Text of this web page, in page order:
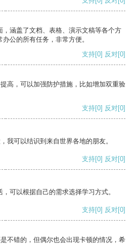
涵盖了文档、表格、演示文稿等各个方
公的所有任务，非常方便。
支持[0] 反对[0]
高，可以加强防护措施，比如增加双重验
支持[0] 反对[0]
我可以结识到来自世界各地的朋友。
支持[0] 反对[0]
可以根据自己的需求选择学习方式。
支持[0] 反对[0]
不错的，但偶尔也会出现卡顿的情况，希